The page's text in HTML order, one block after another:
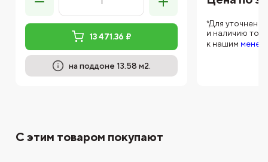
13 471.36 ₽
на поддоне 13.58 м2.
*Для
и наличию
к нашим
С этим товаром покупают